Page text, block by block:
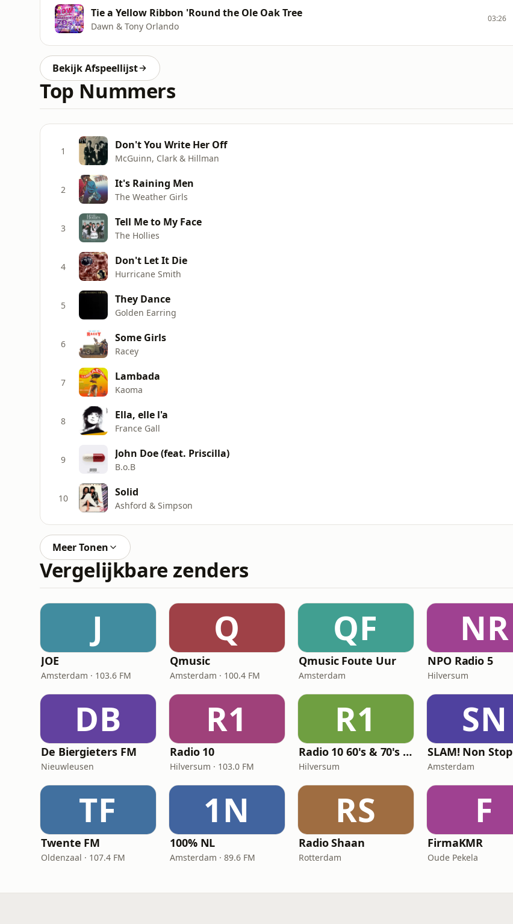
Tie a Yellow Ribbon 'Round the Ole Oak Tree
Dawn & Tony Orlando
03:26
Bekijk Afspeellijst
Top Nummers
1 Don't You Write Her Off
McGuinn, Clark & Hillman
2 It's Raining Men
The Weather Girls
3 Tell Me to My Face
The Hollies
4 Don't Let It Die
Hurricane Smith
5 They Dance
Golden Earring
6 Some Girls
Racey
7 Lambada
Kaoma
8 Ella, elle l'a
France Gall
9 John Doe (feat. Priscilla)
B.o.B
10 Solid
Ashford & Simpson
Meer Tonen
Vergelijkbare zenders
J
JOE
Amsterdam · 103.6 FM
Q
Qmusic
Amsterdam · 100.4 FM
QF
Qmusic Foute Uur
Amsterdam
NR
NPO Radio 5
Hilversum
DB
De Biergieters FM
Nieuwleusen
R1
Radio 10
Hilversum · 103.0 FM
R1
Radio 10 60's & 70's Hits
Hilversum
SN
SLAM! Non Stop
Amsterdam
TF
Twente FM
Oldenzaal · 107.4 FM
1N
100% NL
Amsterdam · 89.6 FM
RS
Radio Shaan
Rotterdam
F
FirmaKMR
Oude Pekela